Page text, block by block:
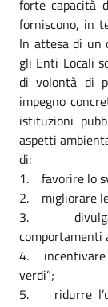
forte capacità
forniscono, in
In attesa di un
gli Enti Locali
di volontà di
impegno
istituzioni
aspetti
di:
1. favorire lo
2. migliorare
3.
comportamenti
4. incentivare
verdi”;
5. ridurre